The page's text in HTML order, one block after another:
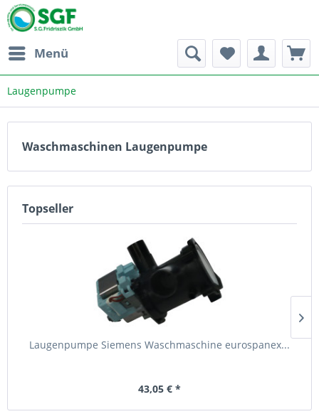
Menü
Laugenpumpe
Waschmaschinen Laugenpumpe
Topseller
Laugenpumpe Siemens Waschmaschine eurospanex...
43,05 € *